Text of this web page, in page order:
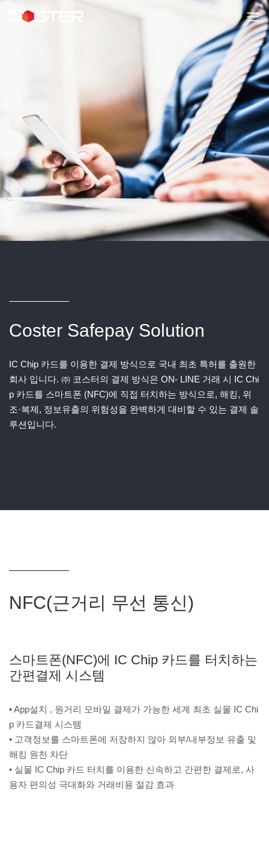
Coster Safepay Solution
IC Chip 카드를 이용한 결제 방식으로 국내 최초 특허를 출원한
회사 입니다. ㈜ 코스터의 결제 방식은 ON- LINE 거래 시 IC Chi
p 카드를 스마트폰 (NFC)에 직접 터치하는 방식으로, 해킹, 위
조·복제, 정보유출의 위험성을 완벽하게 대비할 수 있는 결제 솔
루션입니다.
NFC(근거리 무선 통신)
스마트폰(NFC)에 IC Chip 카드를 터치하는
간편결제 시스템
• App설치 , 원거리 모바일 결제가 가능한 세계 최초 실물 IC Chi
p 카드결제 시스템
• 고객정보를 스마트폰에 저장하지 않아 외부/내부정보 유출 및
해킹 원천 차단
• 실물 IC Chip 카드 터치를 이용한 신속하고 간편한 결제로, 사
용자 편의성 극대화와 거래비용 절감 효과